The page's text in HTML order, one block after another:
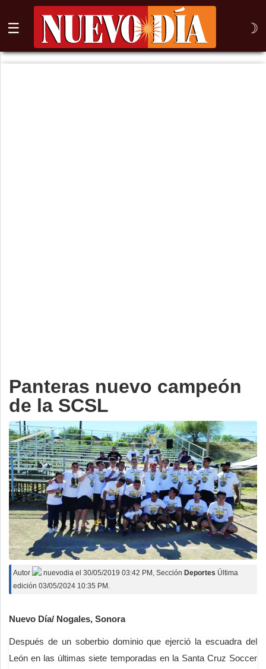
☰ ☽
⌕
Panteras nuevo campeón
de la SCSL
Autor nuevodia el 30/05/2019 03:42 PM , Sección Deportes Última
edición 03/05/2024 10:35 PM.
Nuevo Día/ Nogales, Sonora
Después de un soberbio dominio que ejerció la escuadra del
León en las últimas siete temporadas en la Santa Cruz Soccer